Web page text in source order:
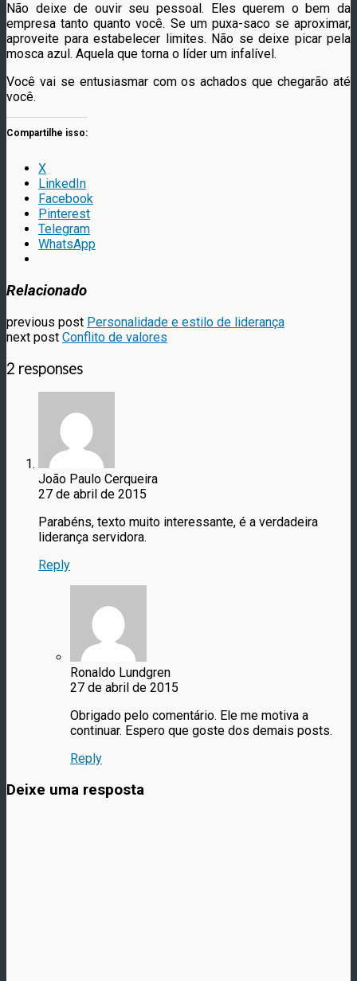
Não deixe de ouvir seu pessoal. Eles querem o bem da
empresa tanto quanto você. Se um puxa-saco se aproximar,
aproveite para estabelecer limites. Não se deixe picar pela
mosca azul. Aquela que torna o líder um infalível.
Você vai se entusiasmar com os achados que chegarão até
você.
Compartilhe isso:
X
LinkedIn
Facebook
Pinterest
Telegram
WhatsApp
Relacionado
previous post Personalidade e estilo de liderança
next post Conflito de valores
2 responses
João Paulo Cerqueira
27 de abril de 2015
Parabéns, texto muito interessante, é a verdadeira
liderança servidora.
Reply
Ronaldo Lundgren
27 de abril de 2015
Obrigado pelo comentário. Ele me motiva a
continuar. Espero que goste dos demais posts.
Reply
Deixe uma resposta